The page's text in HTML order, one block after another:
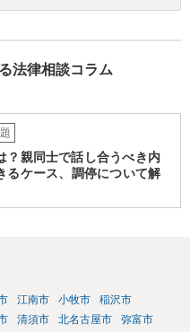
法律相談コラム
？親同士で話し合うべき内
るケース、調停について解
江南市 小牧市
稲沢市
清須市 北名古屋市
弥富市